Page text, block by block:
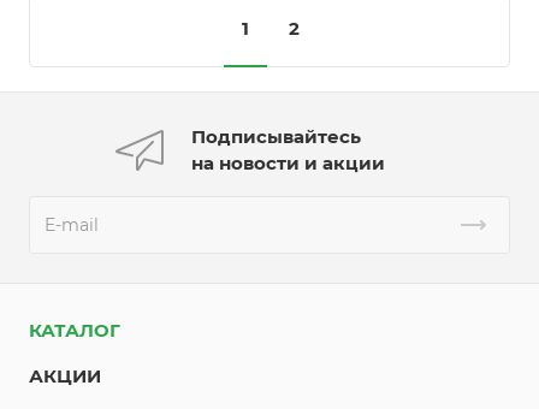
1 2
Подписывайтесь
на новости и акции
КАТАЛОГ
АКЦИИ